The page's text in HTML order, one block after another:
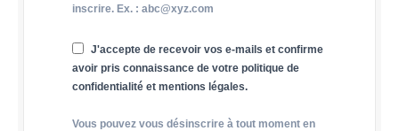
inscrire. Ex. : abc@xyz.com
J'accepte de recevoir vos e-mails et confirme
avoir pris connaissance de votre politique de
confidentialité et mentions légales.
Vous pouvez vous désinscrire à tout moment en